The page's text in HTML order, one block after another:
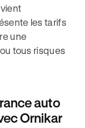
les tarifs
une
tous risques
auto
Ornikar